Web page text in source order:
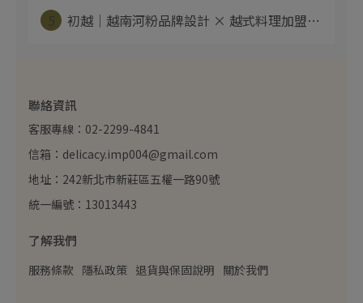
初越｜越南河粉品牌設計 × 越式料理加盟⋯
聯絡資訊
客服專線：02-2299-4841
信箱：delicacy.imp004@gmail.com
地址：242新北市新莊區五權一路90號
統一編號：13013443
了解我們
服務條款 隱私政策 退貨與保固說明 關於我們